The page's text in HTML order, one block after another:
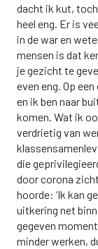
dacht ik kut,
heel eng. Er is
in de war en
mensen is dat
je gezicht te
even eng. Op
en ik ben naar
komen. Wat ik
verdrietig van
die
door corona
hoorde: ‘Ik kan
uitkering net
gegeven
minder werken,